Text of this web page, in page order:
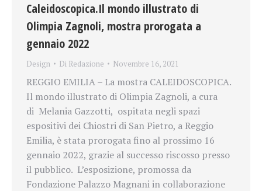
Caleidoscopica.Il mondo illustrato di
Olimpia Zagnoli, mostra prorogata a
gennaio 2022
Design Di Redazione Novembre 16, 2021
REGGIO EMILIA – La mostra CALEIDOSCOPICA.
Il mondo illustrato di Olimpia Zagnoli, a cura
di Melania Gazzotti, ospitata negli spazi
espositivi dei Chiostri di San Pietro, a Reggio
Emilia, è stata prorogata fino al prossimo 16
gennaio 2022, grazie al successo riscosso presso
il pubblico. L’esposizione, promossa da
Fondazione Palazzo Magnani in collaborazione